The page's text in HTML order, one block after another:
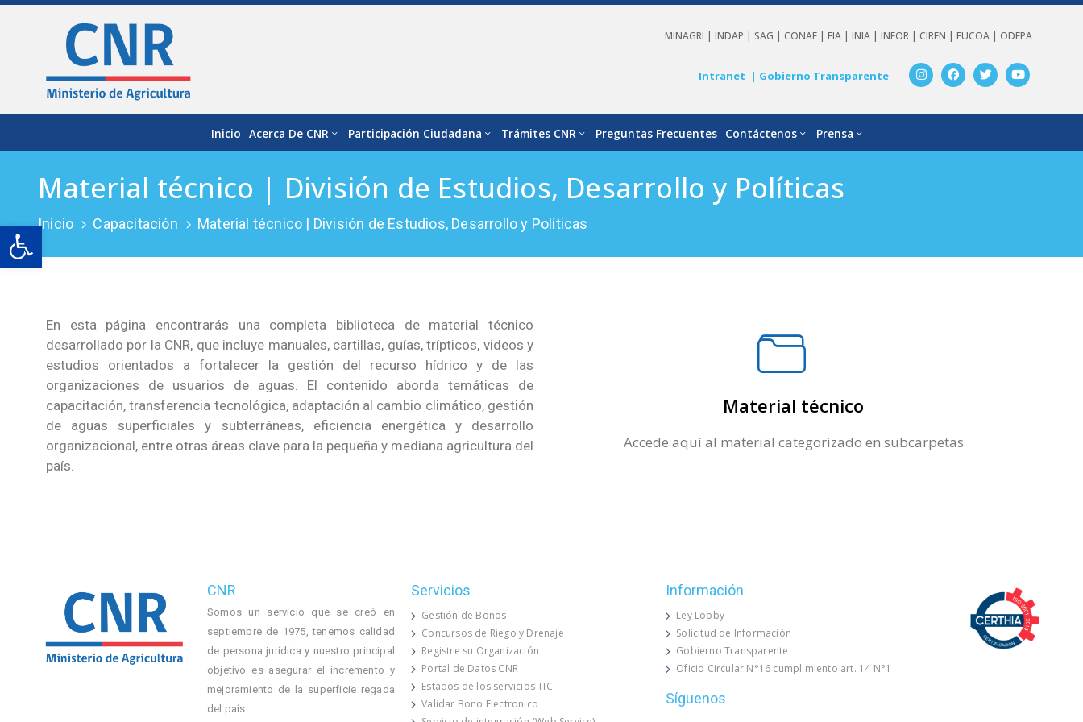
Open toolbar
MINAGRI |INDAP | SAG | CONAF |FIA |INIA |INFOR | CIREN |FUCOA | ODEPA
Intranet | Gobierno Transparente
Inicio Acerca De CNR Participación Ciudadana Trámites CNR Preguntas Frecuentes Contáctenos Prensa
Material técnico | División de Estudios, Desarrollo y Políticas
Inicio Capacitación Material técnico | División de Estudios, Desarrollo y Políticas
En esta página encontrarás una completa biblioteca de material técnico
desarrollado por la CNR, que incluye manuales, cartillas, guías, trípticos, videos y
estudios orientados a fortalecer la gestión del recurso hídrico y de las
organizaciones de usuarios de aguas. El contenido aborda temáticas de
capacitación, transferencia tecnológica, adaptación al cambio climático, gestión
de aguas superficiales y subterráneas, eficiencia energética y desarrollo
organizacional, entre otras áreas clave para la pequeña y mediana agricultura del
país.
Material técnico
Accede aquí al material categorizado en subcarpetas
CNR
Somos un servicio que se creó en
septiembre de 1975, tenemos calidad
de persona jurídica y nuestro principal
objetivo es asegurar el incremento y
mejoramiento de la superficie regada
del país.
Servicios
Gestión de Bonos
Concursos de Riego y Drenaje
Registre su Organización
Portal de Datos CNR
Estados de los servicios TIC
Validar Bono Electronico
Información
Ley Lobby
Solicitud de Información
Gobierno Transparente
Oficio Circular N°16 cumplimiento art. 14 N°1
Síguenos